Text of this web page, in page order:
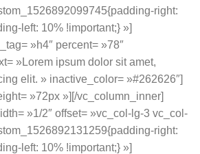
right:
left: 10% !important;} »]
»h4″ percent= »78″
»Lorem ipsum dolor sit amet,
elit. » inactive_color= »#262626″]
»72px »][/vc_column_inner]
»1/2″ offset= »vc_col-lg-3 vc_col-
right:
left: 10% !important;} »]